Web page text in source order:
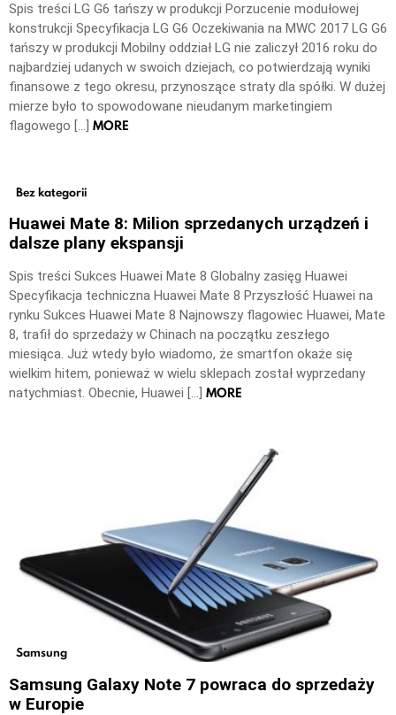
Spis treści LG G6 tańszy w produkcji Porzucenie modułowej
konstrukcji Specyfikacja LG G6 Oczekiwania na MWC 2017 LG G6
tańszy w produkcji Mobilny oddział LG nie zaliczył 2016 roku do
najbardziej udanych w swoich dziejach, co potwierdzają wyniki
finansowe z tego okresu, przynoszące straty dla spółki. W dużej
mierze było to spowodowane nieudanym marketingiem
flagowego […] MORE
Bez kategorii
Huawei Mate 8: Milion sprzedanych urządzeń i
dalsze plany ekspansji
Spis treści Sukces Huawei Mate 8 Globalny zasięg Huawei
Specyfikacja techniczna Huawei Mate 8 Przyszłość Huawei na
rynku Sukces Huawei Mate 8 Najnowszy flagowiec Huawei, Mate
8, trafił do sprzedaży w Chinach na początku zeszłego
miesiąca. Już wtedy było wiadomo, że smartfon okaże się
wielkim hitem, ponieważ w wielu sklepach został wyprzedany
natychmiast. Obecnie, Huawei […] MORE
Samsung
Samsung Galaxy Note 7 powraca do sprzedaży
w Europie